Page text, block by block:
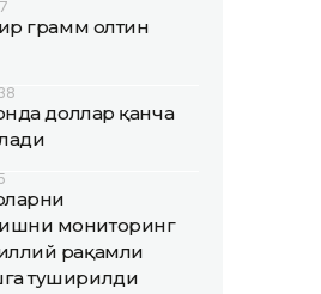
грамм олтин
доллар қанча
мониторинг
рақамли
туширилди